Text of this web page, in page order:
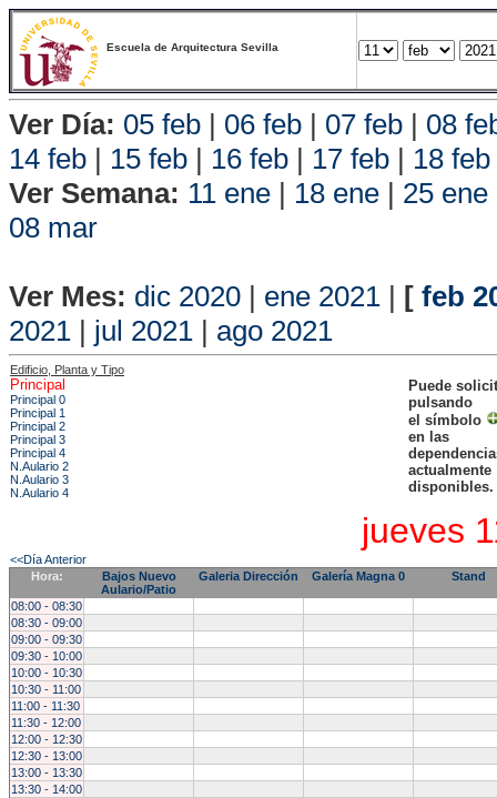
Escuela de Arquitectura Sevilla
Ver Día: 05 feb | 06 feb | 07 feb | 08
14 feb | 15 feb | 16 feb | 17 feb | 18 feb
Ver Semana: 11 ene | 18 ene | 25 ene
08 mar
Ver Mes: dic 2020 | ene 2021 | [ feb
2021 | jul 2021 | ago 2021
Edificio, Planta y Tipo
Principal
Principal 0
Principal 1
Principal 2
Principal 3
Principal 4
N.Aulario 2
N.Aulario 3
N.Aulario 4
Puede
pulsando
el símbolo
en las
actualmente
disponibles.
jueves
<<Día Anterior
Hora:
Bajos Nuevo
Aulario/Patio
Galeria Dirección Galería Magna 0 Stand
08:00 - 08:30
08:30 - 09:00
09:00 - 09:30
09:30 - 10:00
10:00 - 10:30
10:30 - 11:00
11:00 - 11:30
11:30 - 12:00
12:00 - 12:30
12:30 - 13:00
13:00 - 13:30
13:30 - 14:00